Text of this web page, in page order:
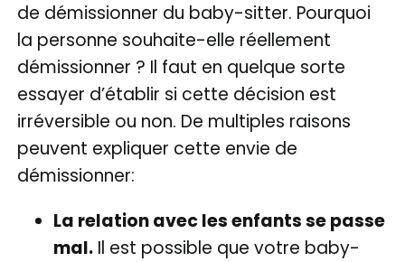
de démissionner du baby-sitter. Pourquoi
la personne souhaite-elle réellement
démissionner ? Il faut en quelque sorte
essayer d’établir si cette décision est
irréversible ou non. De multiples raisons
peuvent expliquer cette envie de
démissionner:
La relation avec les enfants se passe
mal. Il est possible que votre baby-